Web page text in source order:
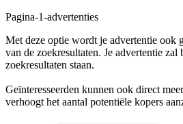
Pagina-1-advertenties
Met deze optie wordt je advertentie ook
van de zoekresultaten. Je advertentie zal
zoekresultaten staan.
Geïnteresseerden kunnen ook direct
verhoogt het aantal potentiële kopers